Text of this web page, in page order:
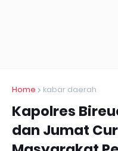
Home kabar daerah
Kapolres
dan Jumat